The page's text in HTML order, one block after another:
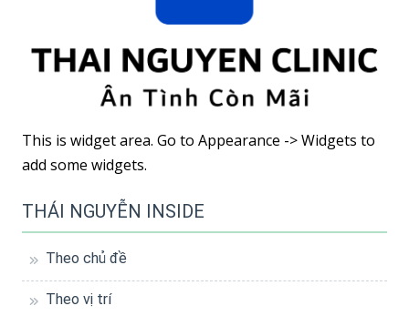
This is widget area. Go to Appearance -> Widgets to
add some widgets.
THÁI NGUYỄN INSIDE
Theo chủ đề
Theo vị trí